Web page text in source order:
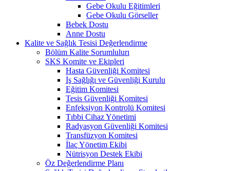
Gebe Okulu Eğitimleri
Gebe Okulu Görseller
Bebek Dostu
Anne Dostu
Kalite ve Sağlık Tesisi Değerlendirme
Bölüm Kalite Sorumlulurı
SKS Komite ve Ekipleri
Hasta Güvenliği Komitesi
İş Sağlığı ve Güvenliği Kurulu
Eğitim Komitesi
Tesis Güvenliği Komitesi
Enfeksiyon Kontrolü Komitesi
Tıbbi Cihaz Yönetimi
Radyasyon Güvenliği Komitesi
Transfüzyon Komitesi
İlaç Yönetim Ekibi
Nütrisyon Destek Ekibi
Öz Değerlendirme Planı